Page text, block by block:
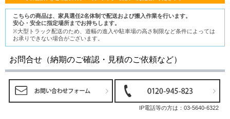
こちらの商品は、家具選任2名体制で配送および搬入作業を行います。
安心・安全に指定場所までお持ちします。
※大型トラック配送のため、道幅の進入や駐車場の高さ制限など条件によっては
お承りできない場合がございます。
お問合せ（納期のご確認・見積のご依頼など）
IP電話等の方は： 03-5640-6322